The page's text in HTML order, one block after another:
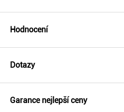
Hodnocení
Dotazy
Garance nejlepší ceny